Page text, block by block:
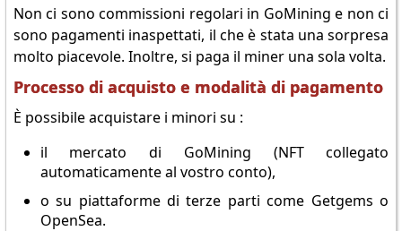
Non ci sono commissioni regolari in GoMining e non ci
sono pagamenti inaspettati, il che è stata una sorpresa
molto piacevole. Inoltre, si paga il miner una sola volta.
Processo di acquisto e modalità di pagamento
È possibile acquistare i minori su :
il mercato di GoMining (NFT collegato
automaticamente al vostro conto),
o su piattaforme di terze parti come Getgems o
OpenSea.